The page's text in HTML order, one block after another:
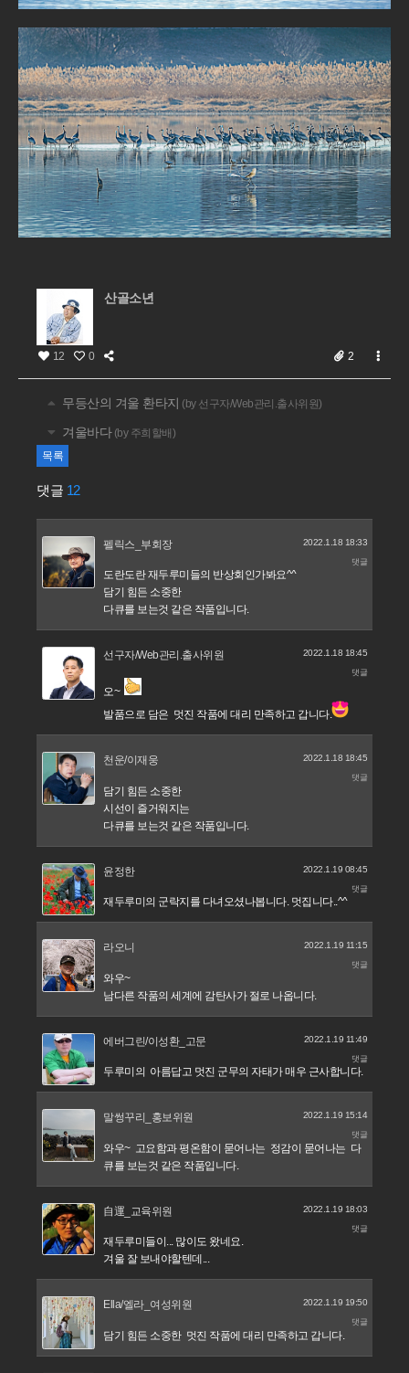
산골소년
12 0 2
무등산의 겨울 환타지 (by 선구자/Web관리.출사위원)
겨울바다(by 주희할배)
목록
댓글 12
펠릭스_부회장 2022.1.18 18:33
댓글
도란도란 재두루미들의 반상회인가봐요^^
담기 힘든 소중한
다큐를 보는것 같은 작품입니다.
선구자/Web관리.출사위원 2022.1.18 18:45
댓글
오~
발품으로 담은 멋진 작품에 대리 만족하고 갑니다.
천운/이재웅 2022.1.18 18:45
댓글
담기 힘든 소중한
시선이 즐거워지는
다큐를 보는것 같은 작품입니다.
윤정한 2022.1.19 08:45
댓글
재두루미의 군락지를 다녀오셨나봅니다. 멋집니다..^^
라오니 2022.1.19 11:15
댓글
와우~
남다른 작품의 세계에 감탄사가 절로 나옵니다.
에버그린/이성환_고문 2022.1.19 11:49
댓글
두루미의 아름답고 멋진 군무의 자태가 매우 근사합니다.
말썽꾸리_홍보위원 2022.1.19 15:14
댓글
와우~ 고요함과 평온함이 묻어나는 정감이 묻어나는 다
큐를 보는것 같은 작품입니다.
自運_교육위원 2022.1.19 18:03
댓글
재두루미들이... 많이도 왔네요.
겨울 잘 보내야할텐데...
Ella/엘라_여성위원 2022.1.19 19:50
댓글
담기 힘든 소중한 멋진 작품에 대리 만족하고 갑니다.